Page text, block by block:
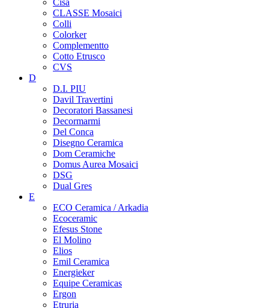
Cisa
CLASSE Mosaici
Colli
Colorker
Complementto
Cotto Etrusco
CVS
D
D.I. PIU
Davil Travertini
Decoratori Bassanesi
Decormarmi
Del Conca
Disegno Ceramica
Dom Ceramiche
Domus Aurea Mosaici
DSG
Dual Gres
E
ECO Ceramica / Arkadia
Ecoceramic
Efesus Stone
El Molino
Elios
Emil Ceramica
Energieker
Equipe Ceramicas
Ergon
Etruria